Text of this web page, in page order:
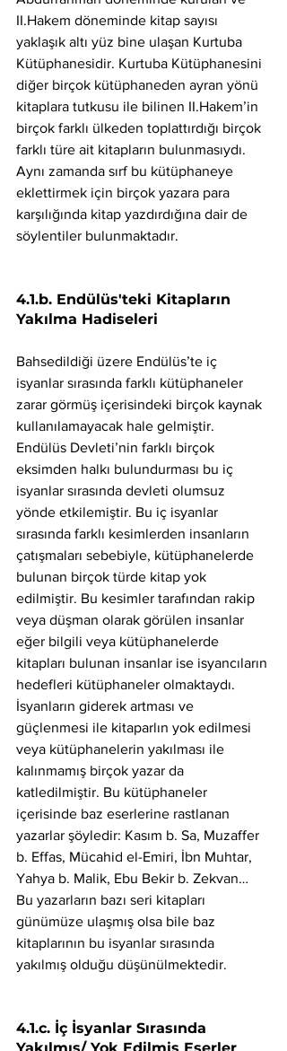
II.Hakem döneminde kitap sayısı
yaklaşık altı yüz bine ulaşan Kurtuba
Kütüphanesidir. Kurtuba Kütüphanesini
diğer birçok kütüphaneden ayran yönü
kitaplara tutkusu ile bilinen II.Hakem’in
birçok farklı ülkeden toplattırdığı birçok
farklı türe ait kitapların bulunmasıydı.
Aynı zamanda sırf bu kütüphaneye
eklettirmek için birçok yazara para
karşılığında kitap yazdırdığına dair de
söylentiler bulunmaktadır.
4.1.b. Endülüs'teki Kitapların
Yakılma Hadiseleri
Bahsedildiği üzere Endülüs’te iç
isyanlar sırasında farklı kütüphaneler
zarar görmüş içerisindeki birçok kaynak
kullanılamayacak hale gelmiştir.
Endülüs Devleti’nin farklı birçok
eksimden halkı bulundurması bu iç
isyanlar sırasında devleti olumsuz
yönde etkilemiştir. Bu iç isyanlar
sırasında farklı kesimlerden insanların
çatışmaları sebebiyle, kütüphanelerde
bulunan birçok türde kitap yok
edilmiştir. Bu kesimler tarafından rakip
veya düşman olarak görülen insanlar
eğer bilgili veya kütüphanelerde
kitapları bulunan insanlar ise isyancıların
hedefleri kütüphaneler olmaktaydı.
İsyanların giderek artması ve
güçlenmesi ile kitaparlın yok edilmesi
veya kütüphanelerin yakılması ile
kalınmamış birçok yazar da
katledilmiştir. Bu kütüphaneler
içerisinde baz eserlerine rastlanan
yazarlar şöyledir: Kasım b. Sa, Muzaffer
b. Effas, Mücahid el-Emiri, İbn Muhtar,
Yahya b. Malik, Ebu Bekir b. Zekvan…
Bu yazarların bazı seri kitapları
günümüze ulaşmış olsa bile baz
kitaplarının bu isyanlar sırasında
yakılmış olduğu düşünülmektedir.
4.1.c. İç İsyanlar Sırasında